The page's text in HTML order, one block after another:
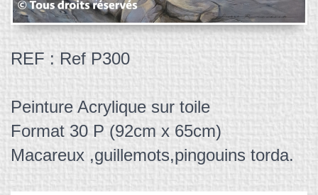
REF : Ref P300
Peinture Acrylique sur toile
Format 30 P (92cm x 65cm)
Macareux ,guillemots,pingouins torda.